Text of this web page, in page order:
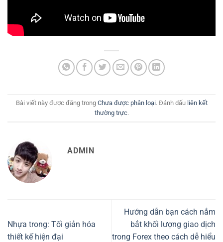
Bài viết này được đăng trong Chưa được phân loại. Đánh dấu liên kết
thường trực.
ADMIN
Nhựa trong: Tối giản hóa
thiết kế hiện đại
Hướng dẫn bạn cách nắm
bắt khối lượng giao dịch
trong Forex theo cách dễ hiểu